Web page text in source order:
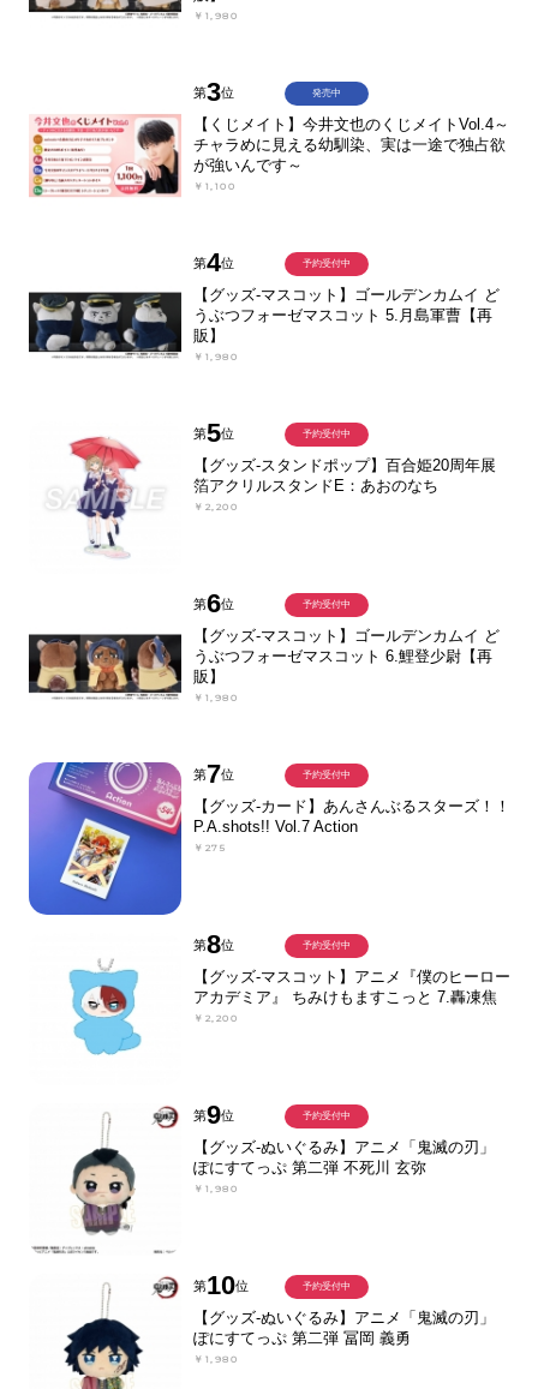
￥1,980
第3位
【くじメイト】今井文也のくじメイトVol.4～
チャラめに見える幼馴染、実は一途で独占欲
が強いんです～
￥1,100
発売中
第4位
【グッズ-マスコット】ゴールデンカムイ ど
うぶつフォーゼマスコット 5.月島軍曹【再
販】
￥1,980
予約受付中
第5位
【グッズ-スタンドポップ】百合姫20周年展
箔アクリルスタンドE：あおのなち
￥2,200
予約受付中
第6位
【グッズ-マスコット】ゴールデンカムイ ど
うぶつフォーゼマスコット 6.鯉登少尉【再
販】
￥1,980
予約受付中
第7位
【グッズ-カード】あんさんぶるスターズ！！
P.A.shots!! Vol.7 Action
￥275
予約受付中
第8位
【グッズ-マスコット】アニメ『僕のヒーロー
アカデミア』 ちみけもますこっと 7.轟凍焦
￥2,200
予約受付中
第9位
【グッズ-ぬいぐるみ】アニメ「鬼滅の刃」
ぽにすてっぷ 第二弾 不死川 玄弥
￥1,980
予約受付中
第10位
【グッズ-ぬいぐるみ】アニメ「鬼滅の刃」
ぽにすてっぷ 第二弾 冨岡 義勇
￥1,980
予約受付中